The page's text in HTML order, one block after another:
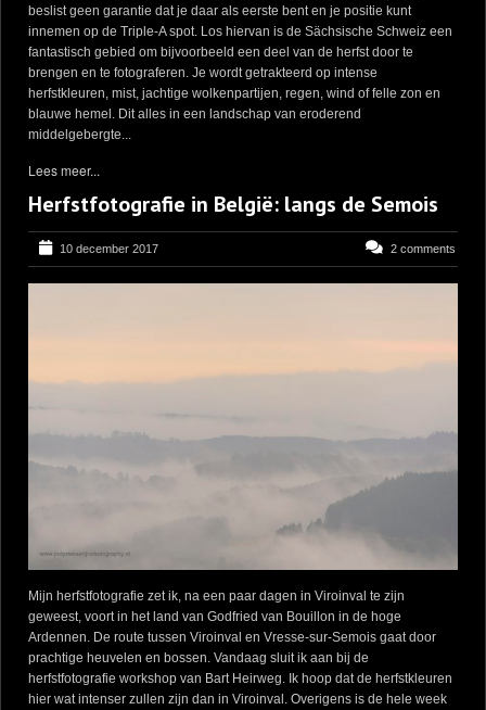
beslist geen garantie dat je daar als eerste bent en je positie kunt
innemen op de Triple-A spot. Los hiervan is de Sächsische Schweiz een
fantastisch gebied om bijvoorbeeld een deel van de herfst door te
brengen en te fotograferen. Je wordt getrakteerd op intense
herfstkleuren, mist, jachtige wolkenpartijen, regen, wind of felle zon en
blauwe hemel. Dit alles in een landschap van eroderend
middelgebergte...
Lees meer...
Herfstfotografie in België: langs de Semois
10 december 2017 2 comments
Mijn herfstfotografie zet ik, na een paar dagen in Viroinval te zijn
geweest, voort in het land van Godfried van Bouillon in de hoge
Ardennen. De route tussen Viroinval en Vresse-sur-Semois gaat door
prachtige heuvelen en bossen. Vandaag sluit ik aan bij de
herfstfotografie workshop van Bart Heirweg. Ik hoop dat de herfstkleuren
hier wat intenser zullen zijn dan in Viroinval. Overigens is de hele week